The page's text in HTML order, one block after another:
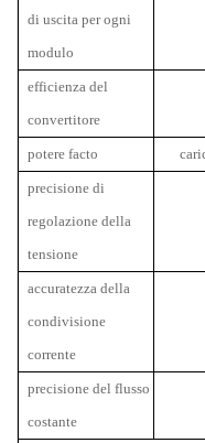
di uscita per ogni
modulo
efficienza del
convertitore
potere facto
precisione di
regolazione della
tensione
accuratezza della
condivisione
corrente
precisione del flusso
costante